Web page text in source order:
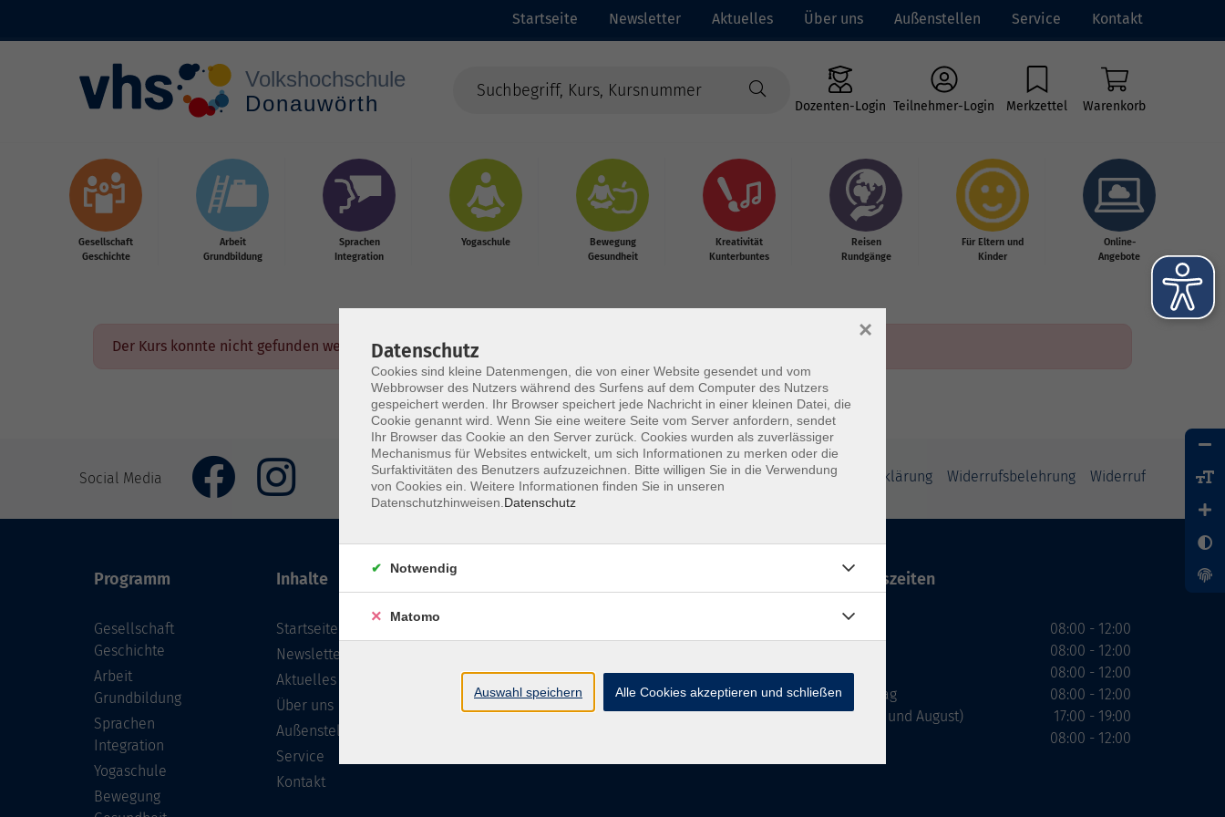
Startseite Newsletter Aktuelles Über uns Außenstellen Service Kontakt
Dozenten-Login Teilnehmer-Login Merkzettel Warenkorb
Gesellschaft
Geschichte
Arbeit
Grundbildung
Sprachen
Integration
Yogaschule
Bewegung
Gesundheit
Kreativität
Kunterbuntes
Reisen
Rundgänge
Für Eltern und
Kinder
Online-
Angebote
Der Kurs konnte nicht gefunden werden.
Social Media Barrierefreiheit Impressum AGB Datenschutzerklärung Widerrufsbelehrung Widerruf
Programm
Gesellschaft
Geschichte
Arbeit
Grundbildung
Sprachen
Integration
Yogaschule
Bewegung
Inhalte
Startseite
Newsletter
Aktuelles
Über uns
Außenstellen
Service
Kontakt
info@vhs-don.de
Öffnungszeiten
Mittwoch
Donnerstag
(nicht Juli und August)
08:00 - 12:00
08:00 - 12:00
08:00 - 12:00
08:00 - 12:00
17:00 - 19:00
08:00 - 12:00
Datenschutz
Cookies sind kleine Datenmengen, die von einer Website gesendet und vom
Webbrowser des Nutzers während des Surfens auf dem Computer des Nutzers
gespeichert werden. Ihr Browser speichert jede Nachricht in einer kleinen Datei, die
Cookie genannt wird. Wenn Sie eine weitere Seite vom Server anfordern, sendet
Ihr Browser das Cookie an den Server zurück. Cookies wurden als zuverlässiger
Mechanismus für Websites entwickelt, um sich Informationen zu merken oder die
Surfaktivitäten des Benutzers aufzuzeichnen. Bitte willigen Sie in die Verwendung
von Cookies ein. Weitere Informationen finden Sie in unseren
Datenschutzhinweisen. Datenschutz
×
Notwendig
Matomo
Auswahl speichern Alle Cookies akzeptieren und schließen